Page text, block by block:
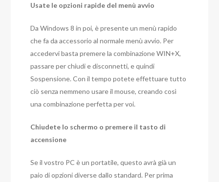
Usate le opzioni rapide del menù avvio
Da Windows 8 in poi, è presente un menù rapido
che fa da accessorio al normale menù avvio. Per
accedervi basta premere la combinazione WIN+X,
passare per chiudi e disconnetti, e quindi
Sospensione. Con il tempo potete effettuare tutto
ciò senza nemmeno usare il mouse, creando così
una combinazione perfetta per voi.
Chiudete lo schermo o premere il tasto di
accensione
Se il vostro PC è un portatile, questo avrà già un
paio di opzioni diverse dallo standard. Per prima